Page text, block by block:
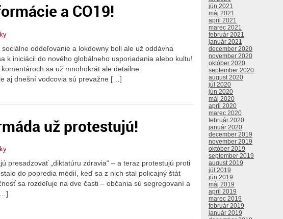
a CO19!
oddeľovanie a lokdowny boli ale už oddávna
k iniciácii do nového globálneho usporiadania alebo kultu!
sa už mnohokrát ale detailne
aj dnešní vodcovia sú prevažne […]
už protestujú!
presadzovať „diktatúru zdravia“ – a teraz protestujú proti
do popredia médií, keď sa z nich stal policajný štát
sa rozdeľuje na dve časti – občania sú segregovaní a
jún 2021
máj 2021
apríl 2021
marec 2021
február 2021
január 2021
december 2020
november 2020
október 2020
september 2020
august 2020
júl 2020
jún 2020
máj 2020
apríl 2020
marec 2020
február 2020
január 2020
december 2019
november 2019
október 2019
september 2019
august 2019
júl 2019
jún 2019
máj 2019
apríl 2019
marec 2019
február 2019
január 2019